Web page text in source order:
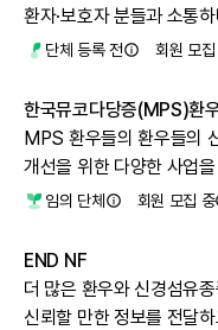
환자·보호자 분들과 소통
단체 등록 전 회원 모
한국뮤코다당증(MPS)환
MPS 환우들의 환우들의
개선을 위한 다양한 사업
임의 단체 회원 모집 중
END NF
더 많은 환우와 신경섬유
신뢰할 만한 정보를 전달